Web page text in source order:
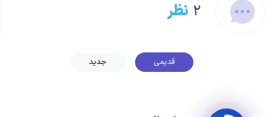
۲ نظر
قدیمی جدید